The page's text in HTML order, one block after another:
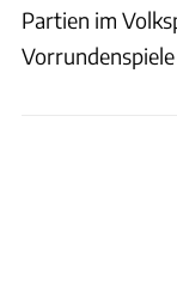
Partien im